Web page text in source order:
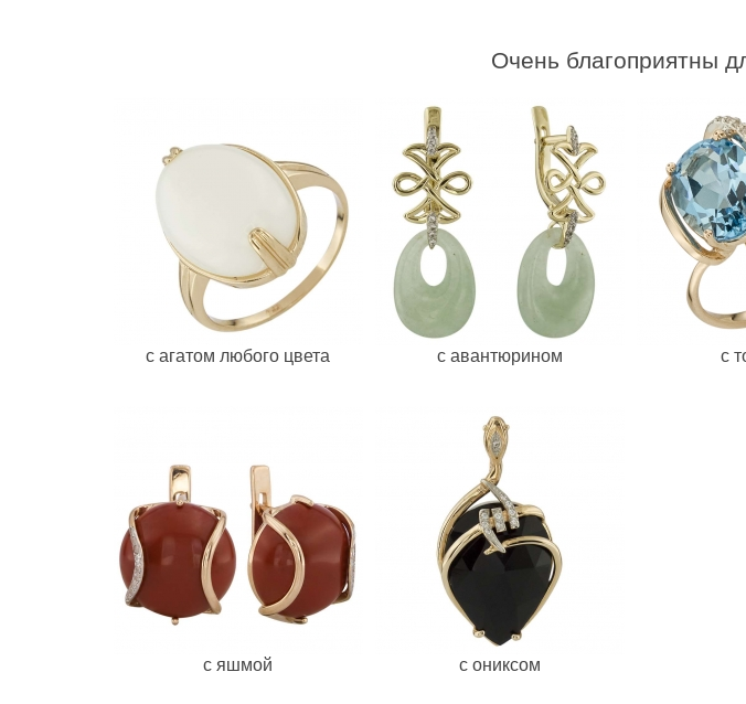
Очень благоприятны
с агатом любого цвета с авантюрином с
с яшмой с ониксом